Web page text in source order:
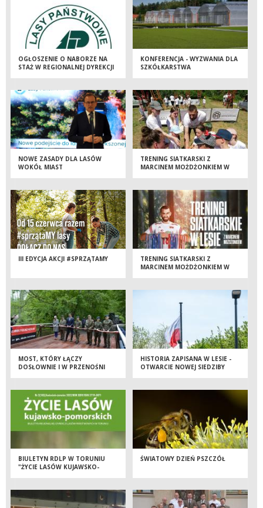
OGŁOSZENIE O NABORZE NA
STAŻ W REGIONALNEJ DYREKCJI
KONFERENCJA - WYZWANIA DLA
SZKÓŁKARSTWA
NOWE ZASADY DLA LASÓW
WOKÓŁ MIAST
TRENING SIATKARSKI Z
MARCINEM MOŻDŻONKIEM W
III EDYCJA AKCJI #SPRZĄTAMY
TRENING SIATKARSKI Z
MARCINEM MOŻDŻONKIEM W
MOST, KTÓRY ŁĄCZY
DOSŁOWNIE I W PRZENOŚNI
HISTORIA ZAPISANA W LESIE -
OTWARCIE NOWEJ SIEDZIBY
BIULETYN RDLP W TORUNIU
"ŻYCIE LASÓW KUJAWSKO-
ŚWIATOWY DZIEŃ PSZCZÓŁ